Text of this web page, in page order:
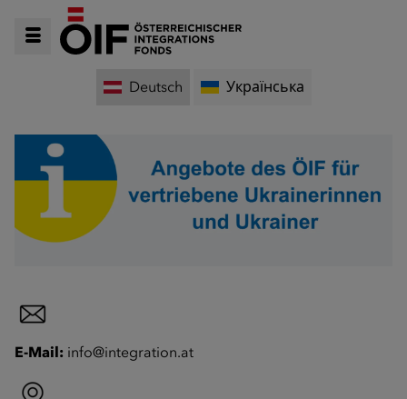
Deutsch Українська
E-Mail: info@integration.at